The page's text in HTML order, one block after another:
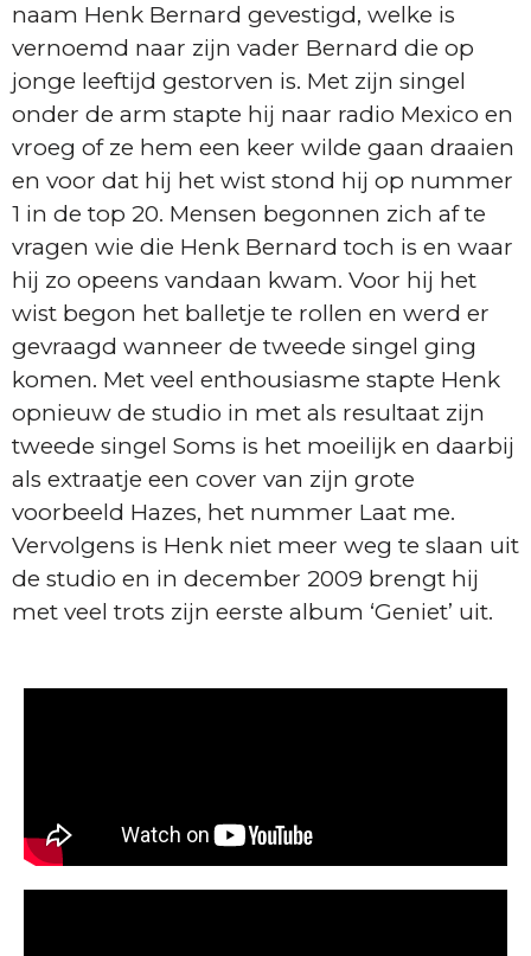
naam Henk Bernard gevestigd, welke is
vernoemd naar zijn vader Bernard die op
jonge leeftijd gestorven is. Met zijn singel
onder de arm stapte hij naar radio Mexico en
vroeg of ze hem een keer wilde gaan draaien
en voor dat hij het wist stond hij op nummer
1 in de top 20. Mensen begonnen zich af te
vragen wie die Henk Bernard toch is en waar
hij zo opeens vandaan kwam. Voor hij het
wist begon het balletje te rollen en werd er
gevraagd wanneer de tweede singel ging
komen. Met veel enthousiasme stapte Henk
opnieuw de studio in met als resultaat zijn
tweede singel Soms is het moeilijk en daarbij
als extraatje een cover van zijn grote
voorbeeld Hazes, het nummer Laat me.
Vervolgens is Henk niet meer weg te slaan uit
de studio en in december 2009 brengt hij
met veel trots zijn eerste album ‘Geniet’ uit.